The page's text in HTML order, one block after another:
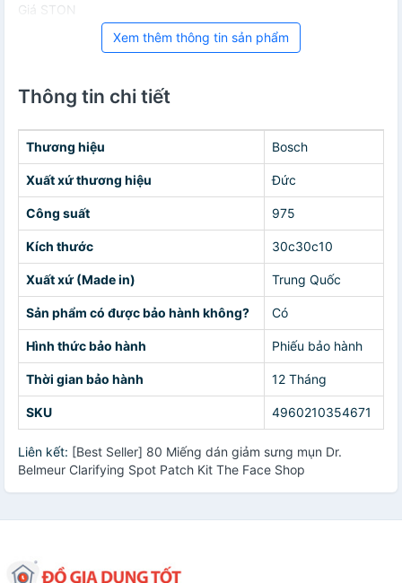
Giá STON
Xem thêm thông tin sản phẩm
Thông tin chi tiết
Thương hiệu Bosch
Xuất xứ thương hiệu Đức
Công suất 975
Kích thước 30c30c10
Xuất xứ (Made in) Trung Quốc
Sản phẩm có được bảo hành không? Có
Hình thức bảo hành Phiếu bảo hành
Thời gian bảo hành 12 Tháng
SKU 4960210354671
Liên kết: [Best Seller] 80 Miếng dán giảm sưng mụn Dr.
Belmeur Clarifying Spot Patch Kit The Face Shop